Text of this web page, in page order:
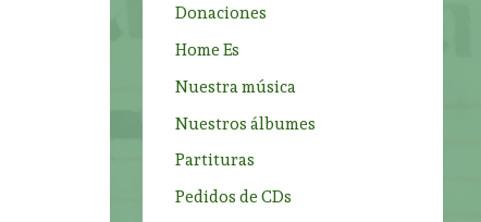
:
Donaciones
Home Es
Nuestra música
Nuestros álbumes
Partituras
Pedidos de CDs